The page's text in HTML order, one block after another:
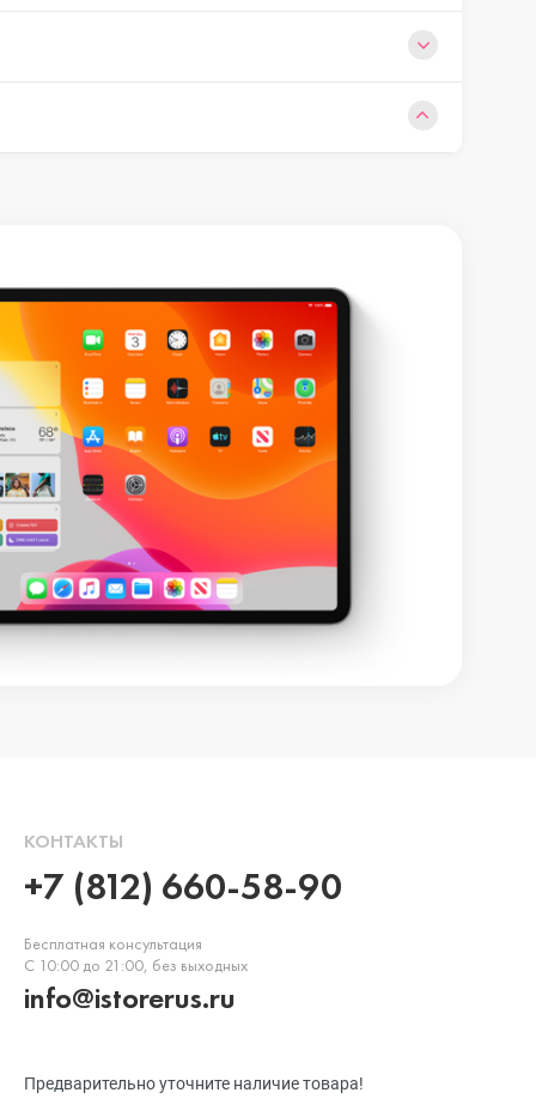
КОНТАКТЫ
+7 (812) 660-58-90
Бесплатная консультация
С 10:00 до 21:00, без выходных
info@istorerus.ru
Предварительно уточните наличие товара!